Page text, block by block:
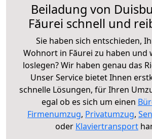
Beiladung von
Făurei schnell und
Sie haben sich entschieden,
Wohnort in Făurei zu haben und
loslegen? Wir haben genau das
Unser Service bietet Ihnen
schnelle Lösungen, für Ihren
egal ob es sich um einen
Firmenumzug, Privatumzug,
oder Klaviertransport